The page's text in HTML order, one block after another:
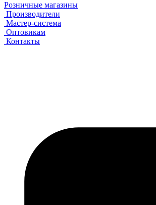
Розничные магазины
Производители
Мастер-система
Оптовикам
Контакты